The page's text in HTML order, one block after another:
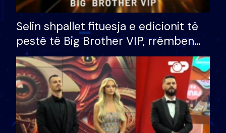
Selin shpallet fituesja e edicionit të
pestë të Big Brother VIP, rrëmben
çmimin e madh prej 100 mijë eurosh